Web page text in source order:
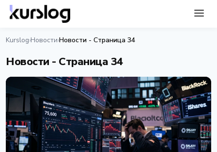
Kurslog›Новости›Новости - Страница 34
Новости - Страница 34